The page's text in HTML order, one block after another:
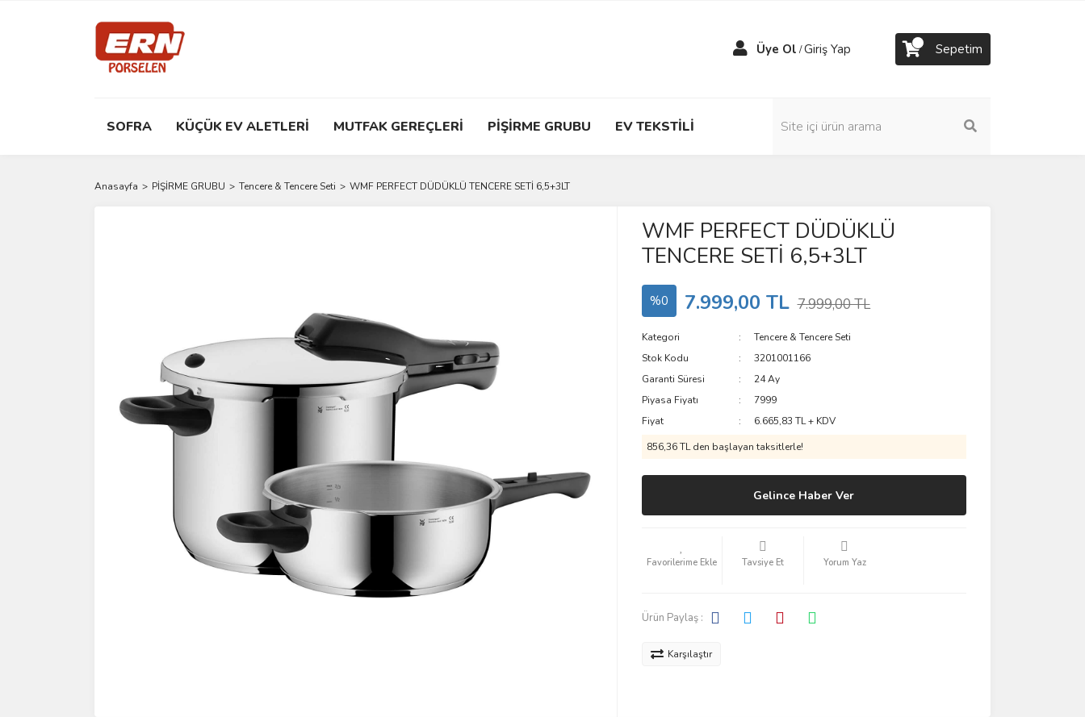
Üye Ol /Giriş Yap Sepetim
SOFRA KÜÇÜK EV ALETLERİ MUTFAK GEREÇLERİ PİŞİRME GRUBU EV TEKSTİLİ
Anasayfa PİŞİRME GRUBU Tencere & Tencere Seti WMF PERFECT DÜDÜKLÜ TENCERE SETİ 6,5+3LT
WMF PERFECT DÜDÜKLÜ
TENCERE SETİ 6,5+3LT
%0 7.999,00 TL 7.999,00 TL
Kategori
Tencere & Tencere Seti
Stok Kodu
3201001166
Garanti Süresi
24 Ay
Piyasa Fiyatı
7999
Fiyat
6.665,83 TL + KDV
856,36 TL den başlayan taksitlerle!
Gelince Haber Ver
Tavsiye Et Yorum Yaz
Ürün Paylaş :
Karşılaştır